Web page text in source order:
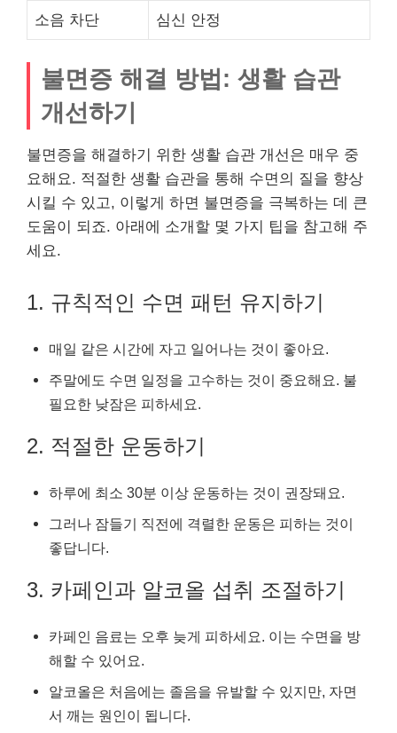
소음 차단 심신 안정
불면증 해결 방법: 생활 습관
개선하기
불면증을 해결하기 위한 생활 습관 개선은 매우 중
요해요. 적절한 생활 습관을 통해 수면의 질을 향상
시킬 수 있고, 이렇게 하면 불면증을 극복하는 데 큰
도움이 되죠. 아래에 소개할 몇 가지 팁을 참고해 주
세요.
1. 규칙적인 수면 패턴 유지하기
매일 같은 시간에 자고 일어나는 것이 좋아요.
주말에도 수면 일정을 고수하는 것이 중요해요. 불
필요한 낮잠은 피하세요.
2. 적절한 운동하기
하루에 최소 30분 이상 운동하는 것이 권장돼요.
그러나 잠들기 직전에 격렬한 운동은 피하는 것이
좋답니다.
3. 카페인과 알코올 섭취 조절하기
카페인 음료는 오후 늦게 피하세요. 이는 수면을 방
해할 수 있어요.
알코올은 처음에는 졸음을 유발할 수 있지만, 자면
서 깨는 원인이 됩니다.